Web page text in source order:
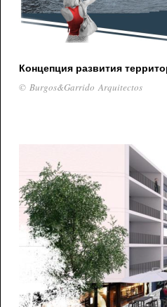
Концепция развития
© Burgos&Garrido Arquitectos